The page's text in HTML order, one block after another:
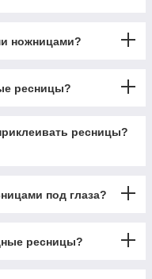
ножницами?
ресницы?
ресницы?
под глаза?
ресницы?